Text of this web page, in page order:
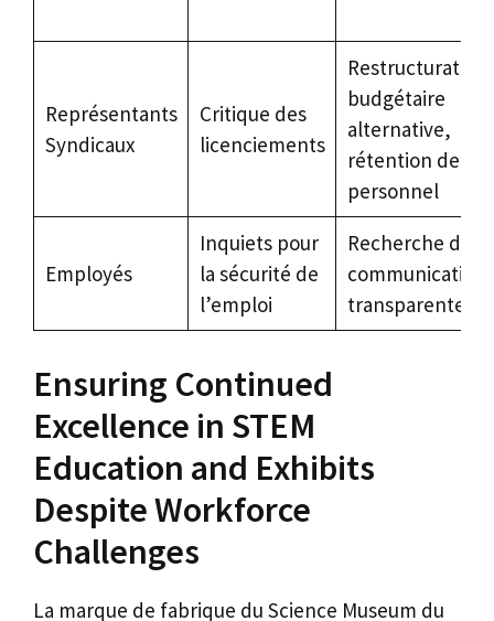
Représentants
Syndicaux
Critique des
licenciements
Restructuration
budgétaire
alternative,
rétention de
personnel
Employés
Inquiets pour
la sécurité de
l’emploi
Recherche de
communication
transparente
Ensuring Continued
Excellence in STEM
Education and Exhibits
Despite Workforce
Challenges
La marque de fabrique du Science Museum du